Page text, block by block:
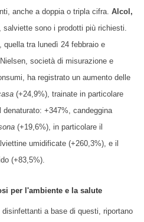
anche a doppia o tripla cifra. Alcol,
salviette sono i prodotti più richiesti.
quella tra lunedì 24 febbraio e
società di misurazione e
ha registrato un aumento delle
(+24,9%), trainate in particolare
denaturato: +347%, candeggina
(+19,6%), in particolare il
umidificate (+260,3%), e il
(+83,5%).
per l'ambiente e la salute
a base di questi, riportano